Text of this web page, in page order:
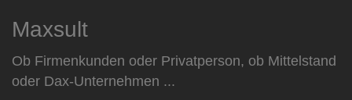
Maxsult
Ob Firmenkunden oder Privatperson, ob Mittelstand
oder Dax-Unternehmen ...